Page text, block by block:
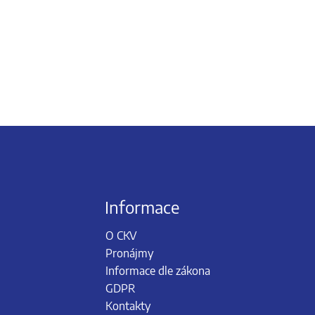
Informace
O CKV
Pronájmy
Informace dle zákona
GDPR
Kontakty